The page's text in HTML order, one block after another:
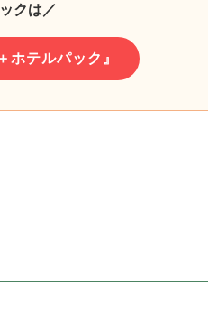
クは／
ホテルパック』